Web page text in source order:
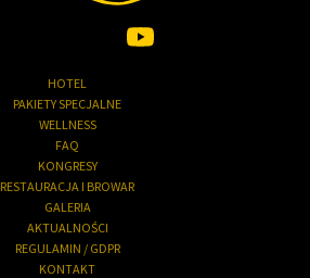
HOTEL
PAKIETY SPECJALNE
WELLNESS
FAQ
KONGRESY
RESTAURACJA I BROWAR
GALERIA
AKTUALNOŚCI
REGULAMIN / GDPR
KONTAKT